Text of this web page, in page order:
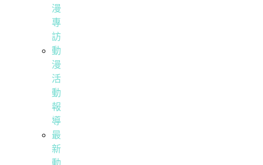
漫
專
訪
動
漫
活
動
報
導
最
新
動